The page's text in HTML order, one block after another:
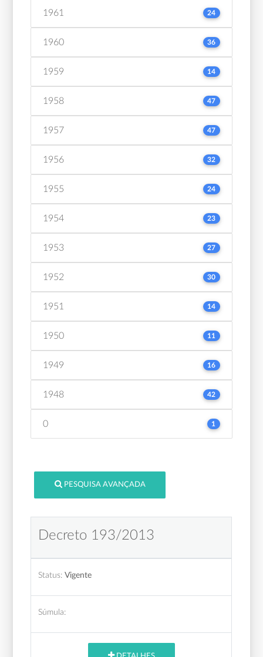
1961 24
1960 36
1959 14
1958 47
1957 47
1956 32
1955 24
1954 23
1953 27
1952 30
1951 14
1950 11
1949 16
1948 42
0 1
PESQUISA AVANÇADA
Decreto 193/2013
Status: Vigente
Súmula: